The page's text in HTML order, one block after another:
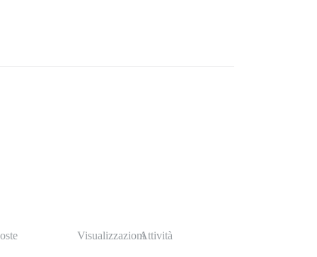
VisualizzazioniAttività